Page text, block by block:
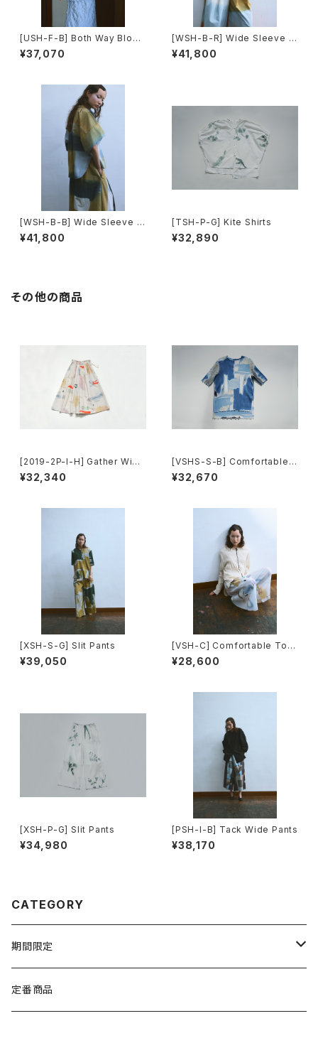
[USH-F-B] Both Way Blous
e
¥37,070
[WSH-B-R] Wide Sleeve S
hirts
¥41,800
[WSH-B-B] Wide Sleeve S
hirts
¥41,800
[TSH-P-G] Kite Shirts
¥32,890
その他の商品
[2019-2P-I-H] Gather Wide
Pants
¥32,340
[VSHS-S-B] Comfortable T
ops(Short Sleeve)
¥32,670
[XSH-S-G] Slit Pants
¥39,050
[VSH-C] Comfortable Top
s(Long Sleeve)
¥28,600
[XSH-P-G] Slit Pants
¥34,980
[PSH-I-B] Tack Wide Pants
¥38,170
CATEGORY
期間限定
TEXTILE
定番商品